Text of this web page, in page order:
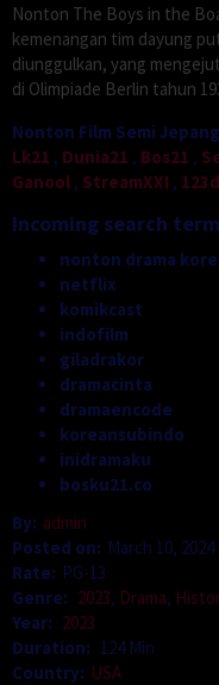
Nonton The Boys in the
kemenangan tim dayung
diunggulkan, yang
di Olimpiade Berlin tahun
Nonton Film Semi Jepang
Lk21 , Dunia21 , Bos21 ,
Ganool , StreamXXI ,
Incoming search
nonton drama
netflix
komikcast
indofilm
giladrakor
dramacinta
dramaencode
koreansubindo
inidramaku
bosku21.co
By: admin
Posted on: March 10, 2024
Rate: PG-13
Genre: 2023, Drama,
Year: 2023
Duration: 124 Min
Country: USA